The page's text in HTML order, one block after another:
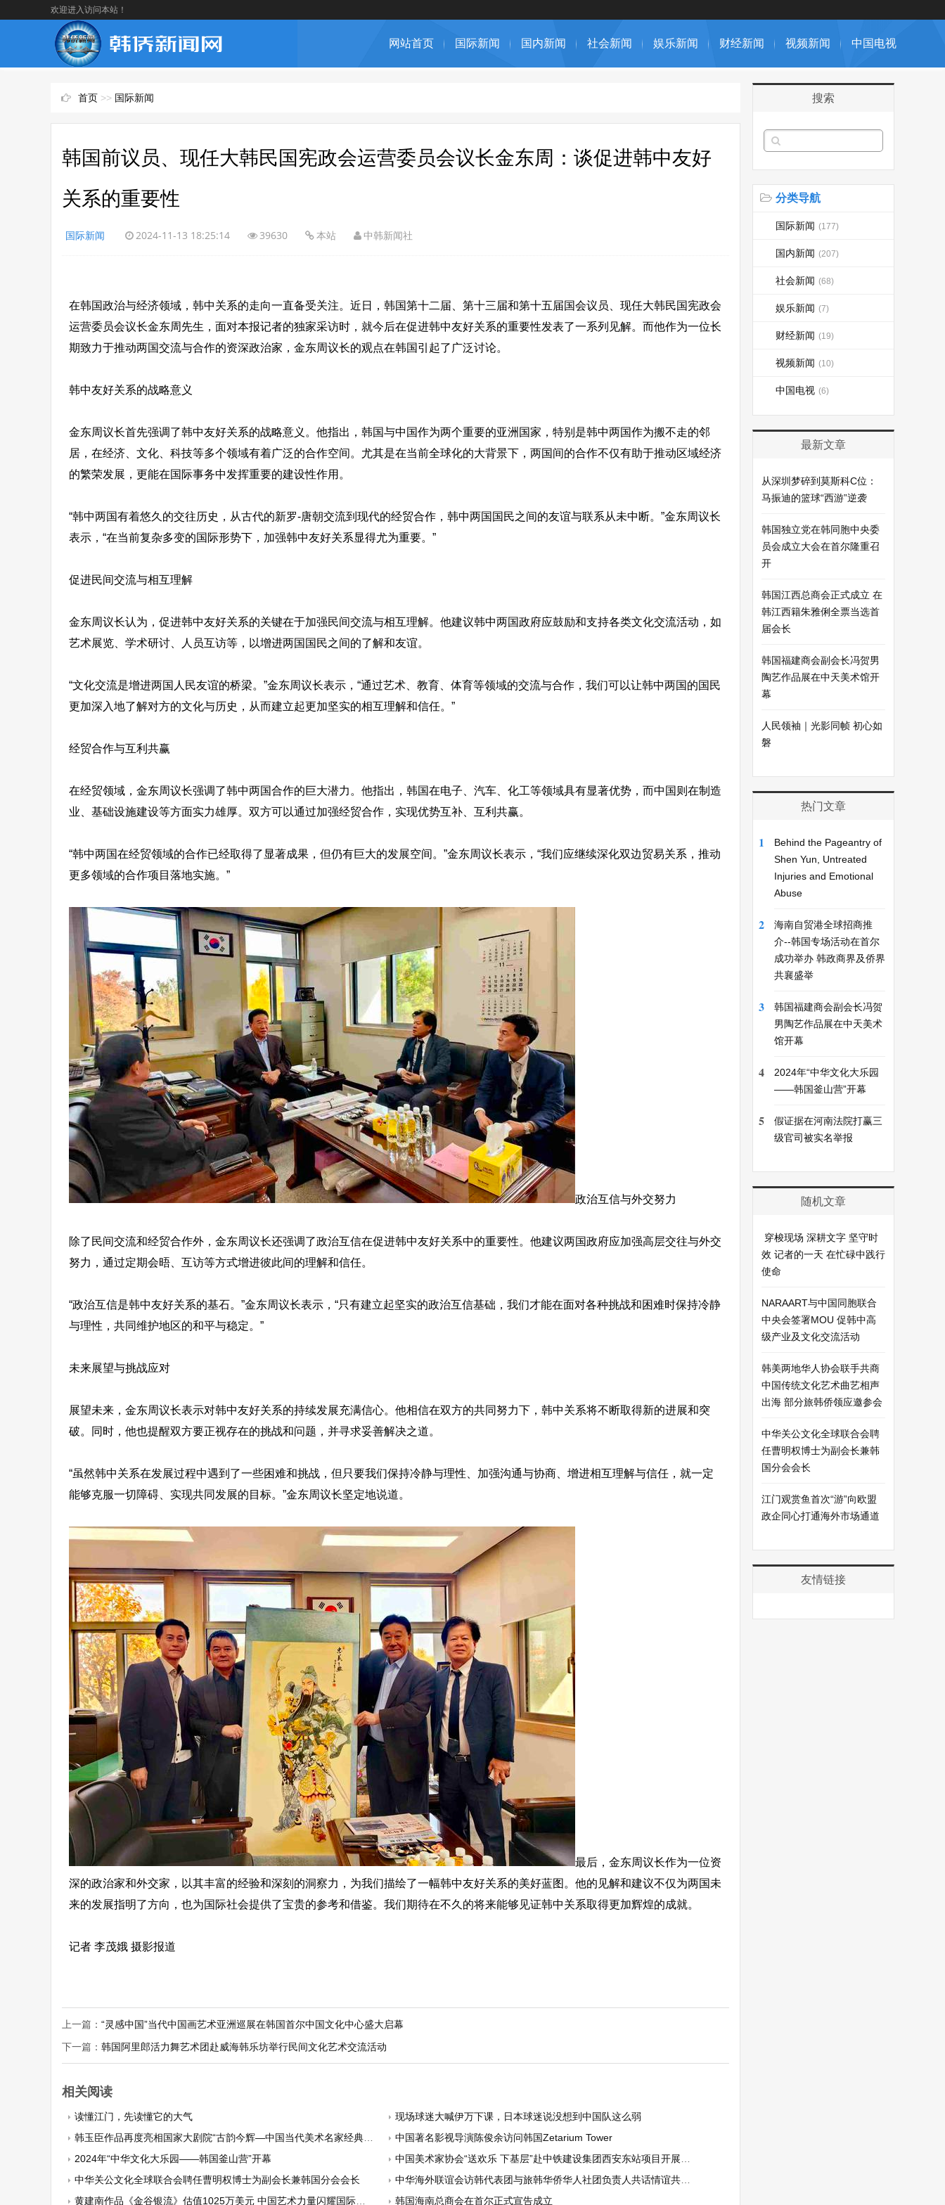
欢迎进入访问本站！
网站首页 国际新闻 国内新闻 社会新闻 娱乐新闻 财经新闻 视频新闻 中国电视
首页 >> 国际新闻
韩国前议员、现任大韩民国宪政会运营委员会议长金东周：谈促进韩中友好
关系的重要性
国际新闻 2024-11-13 18:25:14 39630 本站 中韩新闻社
在韩国政治与经济领域，韩中关系的走向一直备受关注。近日，韩国第十二届、第十三届和第十五届国会议员、现任大韩民国宪政会
运营委员会议长金东周先生，面对本报记者的独家采访时，就今后在促进韩中友好关系的重要性发表了一系列见解。而他作为一位长
期致力于推动两国交流与合作的资深政治家，金东周议长的观点在韩国引起了广泛讨论。
韩中友好关系的战略意义
金东周议长首先强调了韩中友好关系的战略意义。他指出，韩国与中国作为两个重要的亚洲国家，特别是韩中两国作为搬不走的邻
居，在经济、文化、科技等多个领域有着广泛的合作空间。尤其是在当前全球化的大背景下，两国间的合作不仅有助于推动区域经济
的繁荣发展，更能在国际事务中发挥重要的建设性作用。
“韩中两国有着悠久的交往历史，从古代的新罗-唐朝交流到现代的经贸合作，韩中两国国民之间的友谊与联系从未中断。”金东周议长
表示，“在当前复杂多变的国际形势下，加强韩中友好关系显得尤为重要。”
促进民间交流与相互理解
金东周议长认为，促进韩中友好关系的关键在于加强民间交流与相互理解。他建议韩中两国政府应鼓励和支持各类文化交流活动，如
艺术展览、学术研讨、人员互访等，以增进两国国民之间的了解和友谊。
“文化交流是增进两国人民友谊的桥梁。”金东周议长表示，“通过艺术、教育、体育等领域的交流与合作，我们可以让韩中两国的国民
更加深入地了解对方的文化与历史，从而建立起更加坚实的相互理解和信任。”
经贸合作与互利共赢
在经贸领域，金东周议长强调了韩中两国合作的巨大潜力。他指出，韩国在电子、汽车、化工等领域具有显著优势，而中国则在制造
业、基础设施建设等方面实力雄厚。双方可以通过加强经贸合作，实现优势互补、互利共赢。
“韩中两国在经贸领域的合作已经取得了显著成果，但仍有巨大的发展空间。”金东周议长表示，“我们应继续深化双边贸易关系，推动
更多领域的合作项目落地实施。”
政治互信与外交努力
除了民间交流和经贸合作外，金东周议长还强调了政治互信在促进韩中友好关系中的重要性。他建议两国政府应加强高层交往与外交
努力，通过定期会晤、互访等方式增进彼此间的理解和信任。
“政治互信是韩中友好关系的基石。”金东周议长表示，“只有建立起坚实的政治互信基础，我们才能在面对各种挑战和困难时保持冷静
与理性，共同维护地区的和平与稳定。”
未来展望与挑战应对
展望未来，金东周议长表示对韩中友好关系的持续发展充满信心。他相信在双方的共同努力下，韩中关系将不断取得新的进展和突
破。同时，他也提醒双方要正视存在的挑战和问题，并寻求妥善解决之道。
“虽然韩中关系在发展过程中遇到了一些困难和挑战，但只要我们保持冷静与理性、加强沟通与协商、增进相互理解与信任，就一定
能够克服一切障碍、实现共同发展的目标。”金东周议长坚定地说道。
最后，金东周议长作为一位资
深的政治家和外交家，以其丰富的经验和深刻的洞察力，为我们描绘了一幅韩中友好关系的美好蓝图。他的见解和建议不仅为两国未
来的发展指明了方向，也为国际社会提供了宝贵的参考和借鉴。我们期待在不久的将来能够见证韩中关系取得更加辉煌的成就。
记者 李茂娥 摄影报道
上一篇： “灵感中国”当代中国画艺术亚洲巡展在韩国首尔中国文化中心盛大启幕
下一篇： 韩国阿里郎活力舞艺术团赴威海韩乐坊举行民间文化艺术交流活动
相关阅读
读懂江门，先读懂它的大气
现场球迷大喊伊万下课，日本球迷说没想到中国队这么弱
韩玉臣作品再度亮相国家大剧院“古韵今辉—中国当代美术名家经典作品展”
中国著名影视导演陈俊余访问韩国Zetarium Tower
2024年“中华文化大乐园——韩国釜山营”开幕
中国美术家协会“送欢乐 下基层”赴中铁建设集团西安东站项目开展慰问活动
中华关公文化全球联合会聘任曹明权博士为副会长兼韩国分会会长
中华海外联谊会访韩代表团与旅韩华侨华人社团负责人共话情谊共谋发展
黄建南作品《金谷银流》估值1025万美元 中国艺术力量闪耀国际舞台
韩国海南总商会在首尔正式宣告成立
搜索
分类导航
国际新闻 (177)
国内新闻 (207)
社会新闻 (68)
娱乐新闻 (7)
财经新闻 (19)
视频新闻 (10)
中国电视 (6)
最新文章
从深圳梦碎到莫斯科C位：
马振迪的篮球“西游”逆袭
韩国独立党在韩同胞中央委
员会成立大会在首尔隆重召
开
韩国江西总商会正式成立 在
韩江西籍朱雅俐全票当选首
届会长
韩国福建商会副会长冯贺男
陶艺作品展在中天美术馆开
幕
人民领袖｜光影同帧 初心如
磐
热门文章
1
Behind the Pageantry of
Shen Yun, Untreated
Injuries and Emotional
Abuse
2
海南自贸港全球招商推
介--韩国专场活动在首尔
成功举办 韩政商界及侨界
共襄盛举
3
韩国福建商会副会长冯贺
男陶艺作品展在中天美术
馆开幕
4
2024年“中华文化大乐园
——韩国釜山营”开幕
5
假证据在河南法院打赢三
级官司被实名举报
随机文章
穿梭现场 深耕文字 坚守时
效 记者的一天 在忙碌中践行
使命
NARAART与中国同胞联合
中央会签署MOU 促韩中高
级产业及文化交流活动
韩美两地华人协会联手共商
中国传统文化艺术曲艺相声
出海 部分旅韩侨领应邀参会
中华关公文化全球联合会聘
任曹明权博士为副会长兼韩
国分会会长
江门观赏鱼首次“游”向欧盟
政企同心打通海外市场通道
友情链接